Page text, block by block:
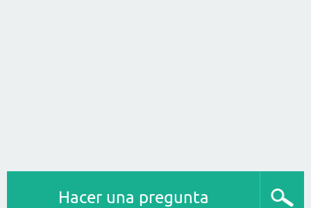
Hacer una pregunta